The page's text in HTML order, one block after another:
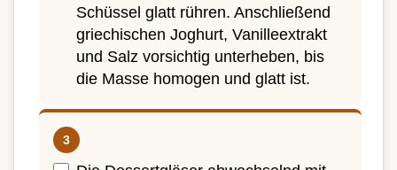
Schüssel glatt rühren. Anschließend
griechischen Joghurt, Vanilleextrakt
und Salz vorsichtig unterheben, bis
die Masse homogen und glatt ist.